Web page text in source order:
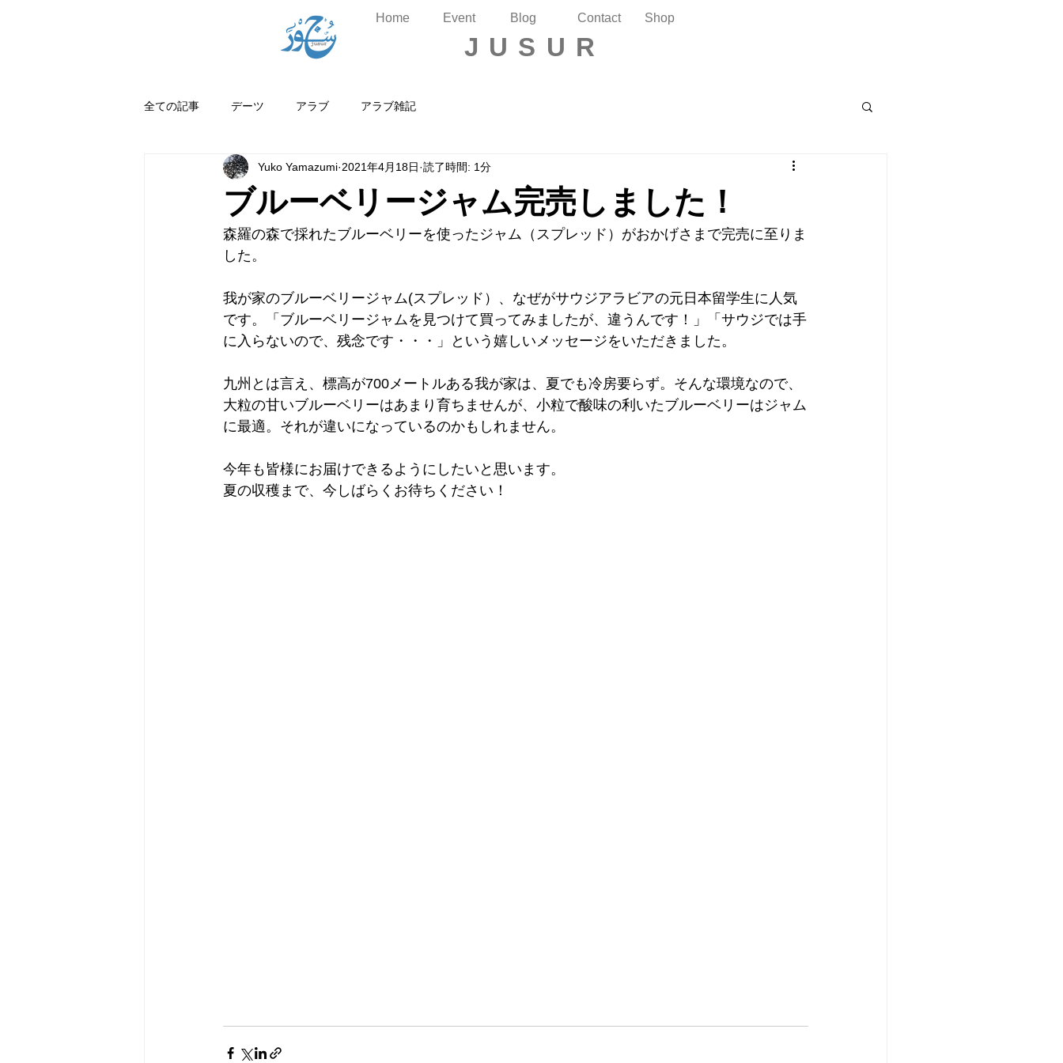
Home Event Blog Contact Shop
JUSUR
全ての記事 デーツ アラブ アラブ雑記
ブルーベリージャム完売しました！
Yuko Yamazumi 2021年4月18日 読了時間: 1分
森羅の森で採れたブルーベリーを使ったジャム（スプレッド）がおかげさまで完売に至りま
した。
我が家のブルーベリージャム(スプレッド）、なぜがサウジアラビアの元日本留学生に人気
です。「ブルーベリージャムを見つけて買ってみましたが、違うんです！」「サウジでは手
に入らないので、残念です・・・」という嬉しいメッセージをいただきました。
九州とは言え、標高が700メートルある我が家は、夏でも冷房要らず。そんな環境なので、
大粒の甘いブルーベリーはあまり育ちませんが、小粒で酸味の利いたブルーベリーはジャム
に最適。それが違いになっているのかもしれません。
今年も皆様にお届けできるようにしたいと思います。
夏の収穫まで、今しばらくお待ちください！